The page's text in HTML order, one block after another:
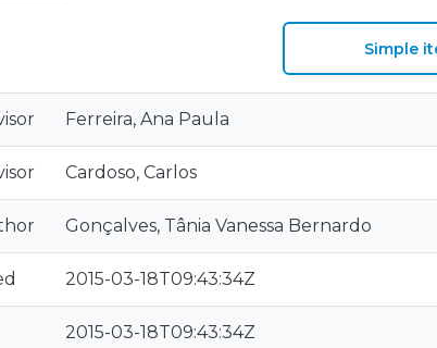
Simple
Ferreira, Ana Paula
Cardoso, Carlos
Gonçalves, Tânia Vanessa Bernardo
2015-03-18T09:43:34Z
2015-03-18T09:43:34Z